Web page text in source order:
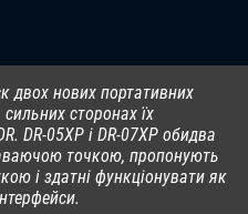
двох нових портативних
сторонах їх
DR-05XP і DR-07XP обидва
точкою, пропонують
і здатні функціонувати як